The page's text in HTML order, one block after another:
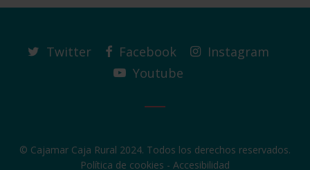
Twitter Facebook
Instagram
Youtube
© Cajamar Caja Rural 2024. Todos los derechos reservados.
Política de cookies - Accesibilidad